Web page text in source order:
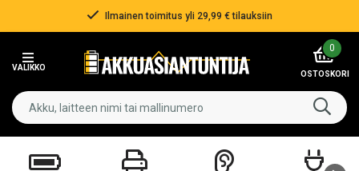
Ilmainen toimitus yli 29,99 € tilauksiin
VALIKKO
0
OSTOSKORI